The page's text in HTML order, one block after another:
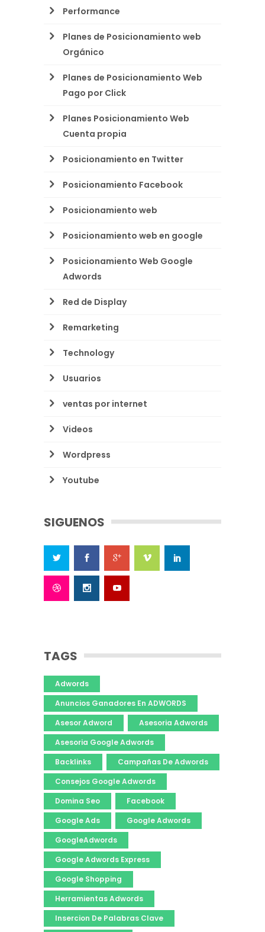
Performance
Planes de Posicionamiento web
Orgánico
Planes de Posicionamiento Web
Pago por Click
Planes Posicionamiento Web
Cuenta propia
Posicionamiento en Twitter
Posicionamiento Facebook
Posicionamiento web
Posicionamiento web en google
Posicionamiento Web Google
Adwords
Red de Display
Remarketing
Technology
Usuarios
ventas por internet
Videos
Wordpress
Youtube
SIGUENOS
TAGS
Adwords
Anuncios Ganadores En ADWORDS
Asesor Adword
Asesoria Adwords
Asesoria Google Adwords
Backlinks
Campañas De Adwords
Consejos Google Adwords
Domina Seo
Facebook
Google Ads
Google Adwords
GoogleAdwords
Google Adwords Express
Google Shopping
Herramientas Adwords
Insercion De Palabras Clave